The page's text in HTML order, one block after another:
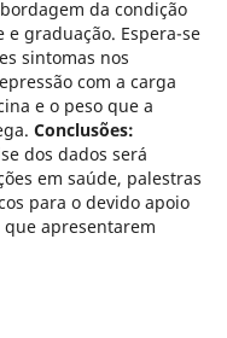
da condição
graduação. Espera-se
sintomas nos
com a carga
e o peso que a
Conclusões:
dos dados será
em saúde, palestras
para o devido apoio
apresentarem